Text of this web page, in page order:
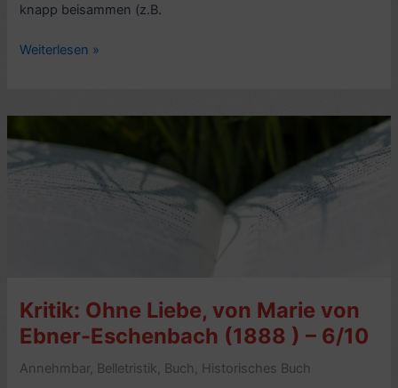
knapp beisammen (z.B.
Sachbuchkritik:
danach,
Jürgs
Weiterlesen »
Kritik: Ohne Liebe, von Marie von
Ebner-Eschenbach (1888 ) – 6/10
Annehmbar, Belletristik, Buch , Historisches Buch